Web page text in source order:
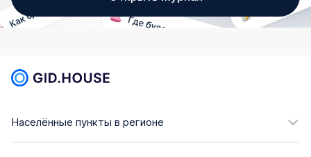
Населённые пункты в регионе